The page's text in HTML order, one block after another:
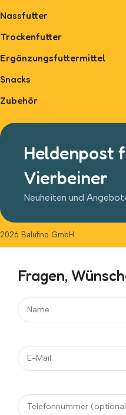
Nassfutter
Trockenfutter
Ergänzungsfuttermittel
Snacks
Zubehör
Heldenpost
Vierbeiner
Neuheiten und
2026 Balufino GmbH
Fragen,